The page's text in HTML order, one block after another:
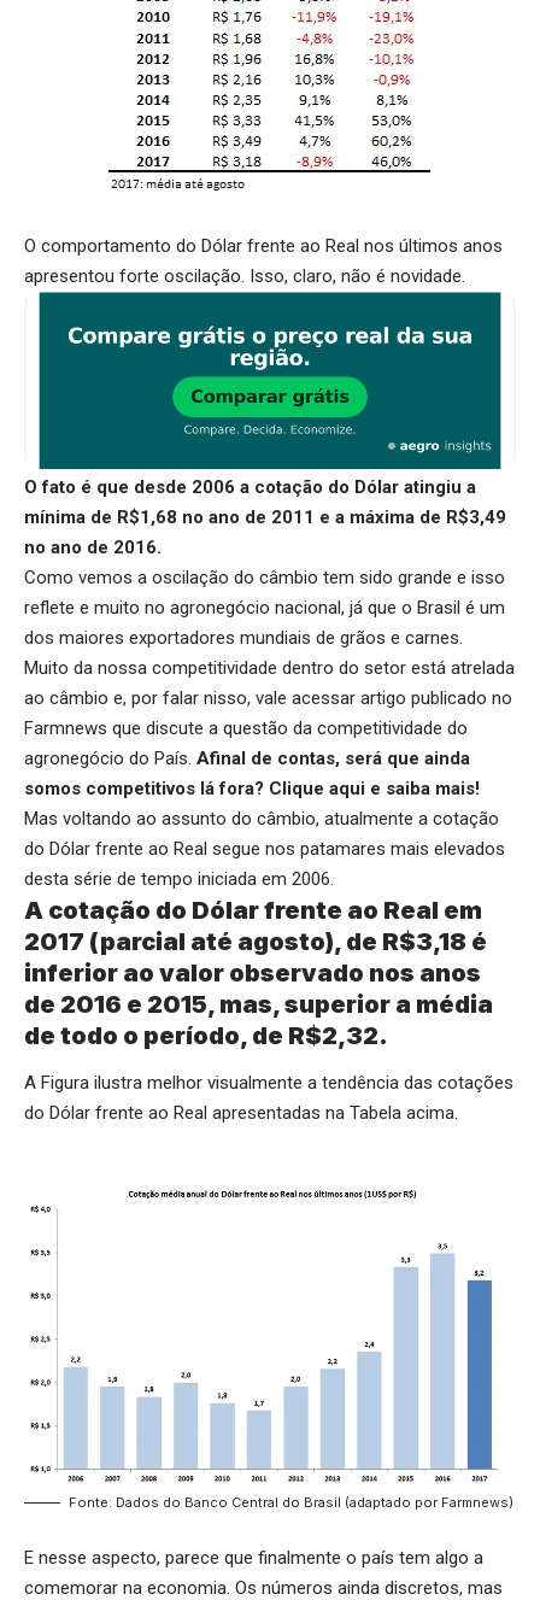
O comportamento do Dólar frente ao Real nos últimos anos
apresentou forte oscilação. Isso, claro, não é novidade.
O fato é que desde 2006 a cotação do Dólar atingiu a
mínima de R$1,68 no ano de 2011 e a máxima de R$3,49
no ano de 2016.
Como vemos a oscilação do câmbio tem sido grande e isso
reflete e muito no agronegócio nacional, já que o Brasil é um
dos maiores exportadores mundiais de grãos e carnes.
Muito da nossa competitividade dentro do setor está atrelada
ao câmbio e, por falar nisso, vale acessar artigo publicado no
Farmnews que discute a questão da competitividade do
agronegócio do País. Afinal de contas, será que ainda
somos competitivos lá fora? Clique aqui e saiba mais!
Mas voltando ao assunto do câmbio, atualmente a cotação
do Dólar frente ao Real segue nos patamares mais elevados
desta série de tempo iniciada em 2006.
A cotação do Dólar frente ao Real em
2017 (parcial até agosto), de R$3,18 é
inferior ao valor observado nos anos
de 2016 e 2015, mas, superior a média
de todo o período, de R$2,32.
A Figura ilustra melhor visualmente a tendência das cotações
do Dólar frente ao Real apresentadas na Tabela acima.
Fonte: Dados do Banco Central do Brasil (adaptado por Farmnews)
E nesse aspecto, parece que finalmente o país tem algo a
comemorar na economia. Os números ainda discretos, mas